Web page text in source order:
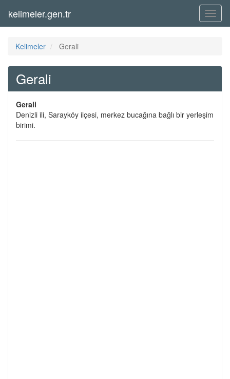
Menü
kelimeler.gen.tr
Kelimeler Gerali
Gerali
Gerali
Denizli ili, Sarayköy ilçesi, merkez bucağına bağlı bir yerleşim
birimi.